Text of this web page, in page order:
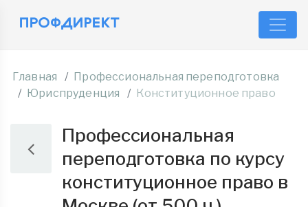
Главная
Профессиональная переподготовка
Юриспруденция
Конституционное право
Профессиональная
переподготовка по курсу
конституционное право в